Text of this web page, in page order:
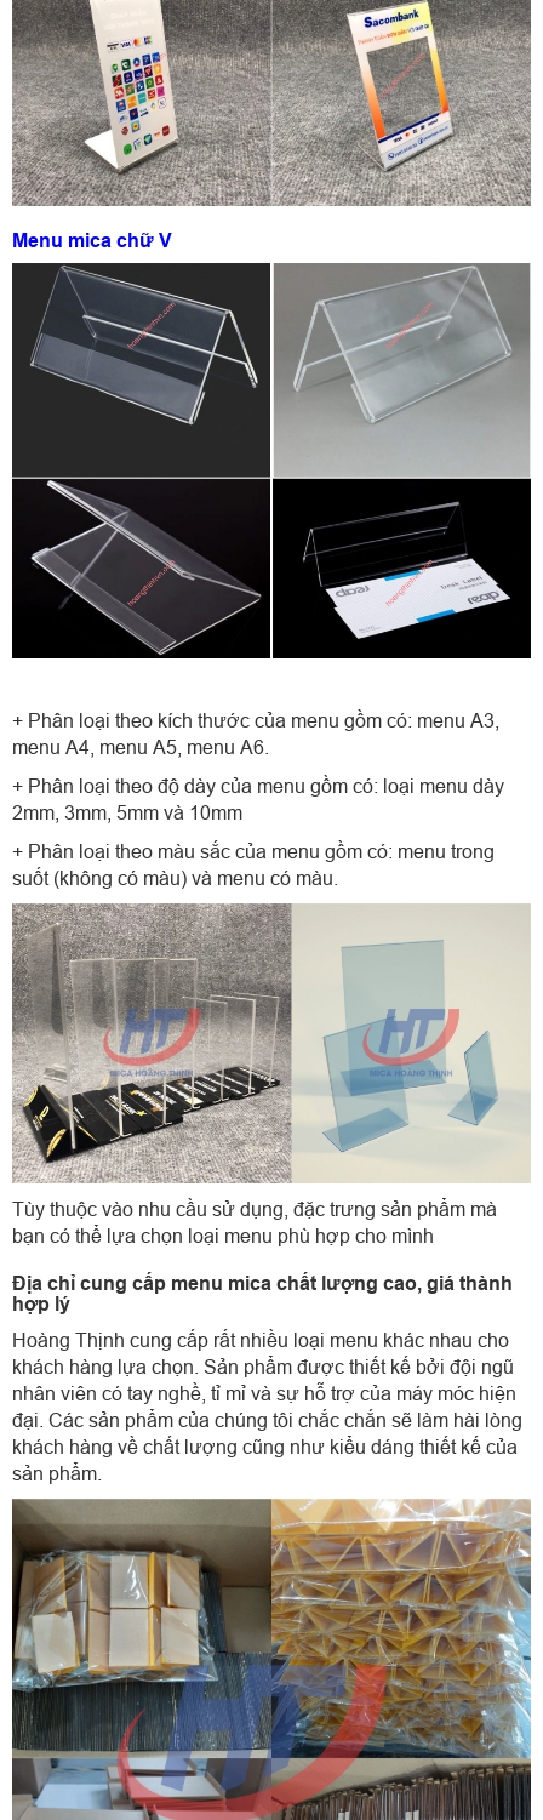
Menu mica chữ V
+ Phân loại theo kích thước của menu gồm có: menu A3,
menu A4, menu A5, menu A6.
+ Phân loại theo độ dày của menu gồm có: loại menu dày
2mm, 3mm, 5mm và 10mm
+ Phân loại theo màu sắc của menu gồm có: menu trong
suốt (không có màu) và menu có màu.
Tùy thuộc vào nhu cầu sử dụng, đặc trưng sản phẩm mà
bạn có thể lựa chọn loại menu phù hợp cho mình
Địa chỉ cung cấp menu mica chất lượng cao, giá thành
hợp lý
Hoàng Thịnh cung cấp rất nhiều loại menu khác nhau cho
khách hàng lựa chọn. Sản phẩm được thiết kế bởi đội ngũ
nhân viên có tay nghề, tỉ mỉ và sự hỗ trợ của máy móc hiện
đại. Các sản phẩm của chúng tôi chắc chắn sẽ làm hài lòng
khách hàng về chất lượng cũng như kiểu dáng thiết kế của
sản phẩm.